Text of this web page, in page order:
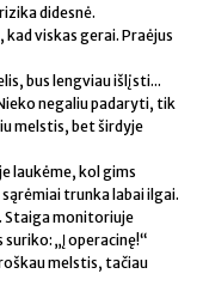
didesnė.
viskas gerai. Praėjus
bus lengviau išlįsti...
negaliu padaryti, tik
melstis, bet širdyje
laukėme, kol gims
trunka labai ilgai.
Staiga monitoriuje
„Į operacinę!“
melstis, tačiau